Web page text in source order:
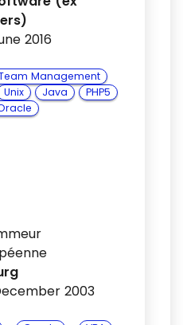
2016
Management
Unix Java
PHP5
2003